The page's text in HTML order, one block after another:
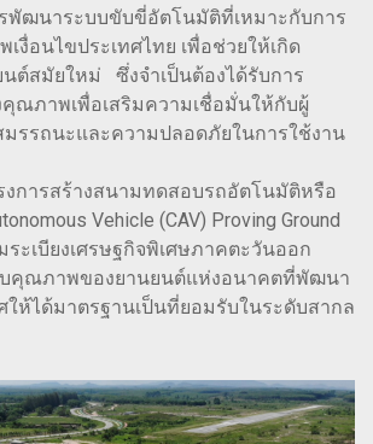
พัฒนาระบบขับขี่อัตโนมัติที่เหมาะกับการ
งื่อนไขประเทศไทย เพื่อช่วยให้เกิด
ต์สมัยใหม่ ซึ่งจำเป็นต้องได้รับการ
ณภาพเพื่อเสริมความเชื่อมั่นให้กับผู้
รรถนะและความปลอดภัยในการใช้งาน
งการสร้างสนามทดสอบรถอัตโนมัติหรือ
Vehicle (CAV) Proving Ground
ะเบียงเศรษฐกิจพิเศษภาคตะวันออก
บคุณภาพของยานยนต์แห่งอนาคตที่พัฒนา
ให้ได้มาตรฐานเป็นที่ยอมรับในระดับสากล